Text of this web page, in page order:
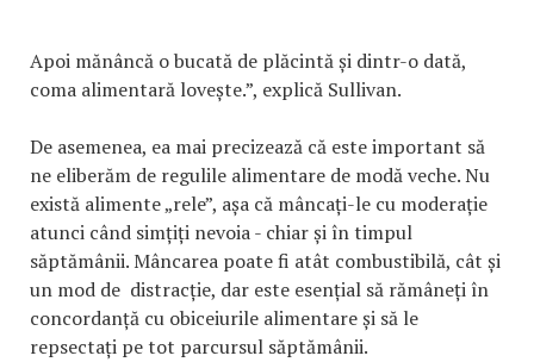
Apoi mănâncă o bucată de plăcintă și dintr-o dată,
coma alimentară lovește.”, explică Sullivan.
De asemenea, ea mai precizează că este important să
ne eliberăm de regulile alimentare de modă veche. Nu
există alimente „rele”, așa că mâncați-le cu moderație
atunci când simțiți nevoia - chiar și în timpul
săptămânii. Mâncarea poate fi atât combustibilă, cât și
un mod de distracție, dar este esențial să rămâneți în
concordanță cu obiceiurile alimentare și să le
repsectați pe tot parcursul săptămânii.